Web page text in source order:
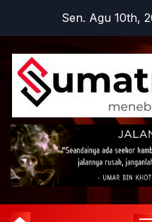
content
Sen. Agu 10th,